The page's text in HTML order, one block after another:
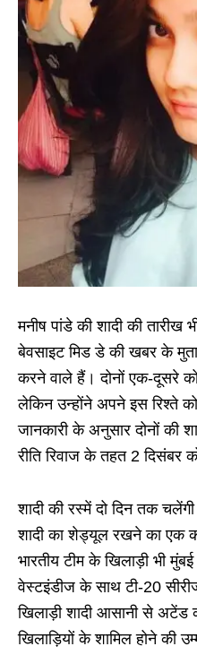
मनीष पांडे की शादी की
बेवसाइट मिड डे की खबर के
करने वाले हैं। दोनों एक-दूसरे
लेकिन उन्होंने अपने इस रिश्ते
जानकारी के अनुसार दोनों की
रीति रिवाज के तहत 2 दिसंबर
शादी की रस्में दो दिन तक
शादी का शेड्यूल रखने का एक
भारतीय टीम के खिलाड़ी भी
वेस्टइंडीज के साथ टी-20
खिलाड़ी शादी आसानी से अटेंड
खिलाड़ियों के शामिल होने की